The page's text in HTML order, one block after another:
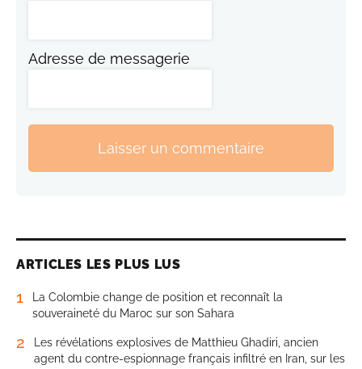
Adresse de messagerie
Laisser un commentaire
ARTICLES LES PLUS LUS
1
La Colombie change de position et reconnaît la
souveraineté du Maroc sur son Sahara
2
Les révélations explosives de Matthieu Ghadiri, ancien
agent du contre-espionnage français infiltré en Iran, sur les